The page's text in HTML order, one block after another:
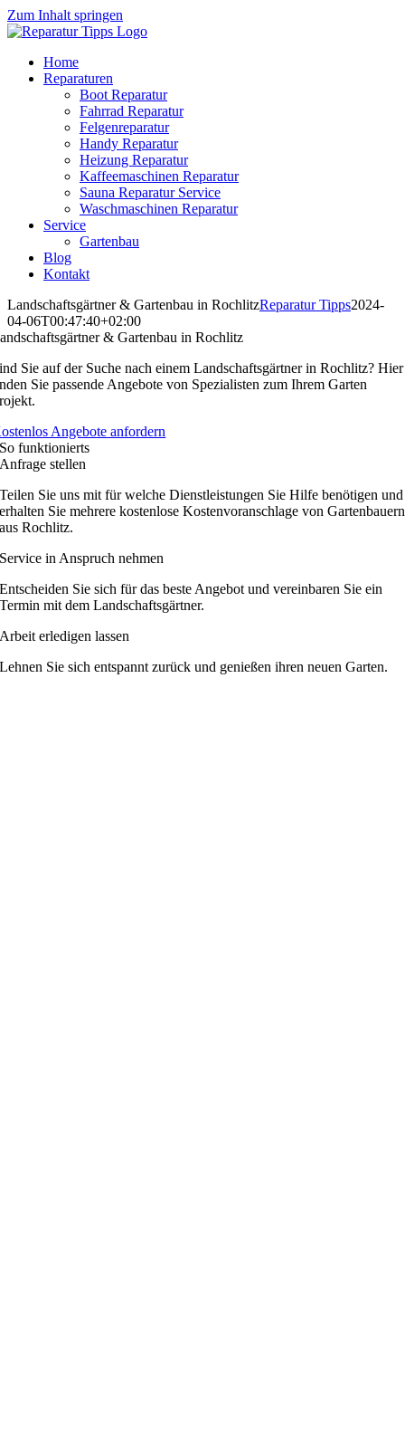
Zum Inhalt springen
Home
Reparaturen
Boot Reparatur
Fahrrad Reparatur
Felgenreparatur
Handy Reparatur
Heizung Reparatur
Kaffeemaschinen Reparatur
Sauna Reparatur Service
Waschmaschinen Reparatur
Service
Gartenbau
Blog
Kontakt
Landschaftsgärtner & Gartenbau in RochlitzReparatur Tipps2024-
04-06T00:47:40+02:00
& Gartenbau in Rochlitz
Sie auf der Suche nach einem Landschaftsgärtner in Rochlitz? Hier
Sie passende Angebote von Spezialisten zum Ihrem Garten
Angebote anfordern
So funktionierts
Anfrage stellen
Teilen Sie uns mit für welche Dienstleistungen Sie Hilfe benötigen und
erhalten Sie mehrere kostenlose Kostenvoranschlage von Gartenbauern
aus Rochlitz.
Service in Anspruch nehmen
Entscheiden Sie sich für das beste Angebot und vereinbaren Sie ein
Termin mit dem Landschaftsgärtner.
Arbeit erledigen lassen
Lehnen Sie sich entspannt zurück und genießen ihren neuen Garten.